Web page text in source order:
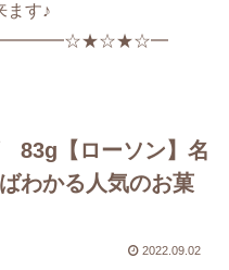
ます♪
83g【ローソン】名
わかる人気のお菓
2022.09.02